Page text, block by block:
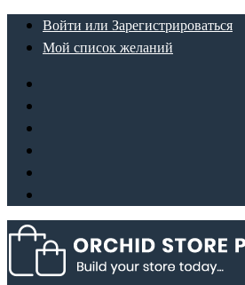
ПерейтиВойти или Зарегистрироваться
Мой список желаний